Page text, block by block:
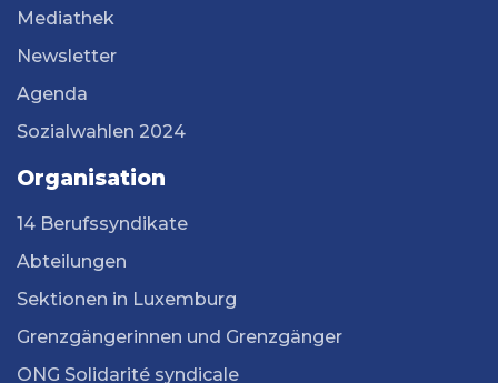
Mediathek
Newsletter
Agenda
Sozialwahlen 2024
Organisation
14 Berufssyndikate
Abteilungen
Sektionen in Luxemburg
Grenzgängerinnen und Grenzgänger
ONG Solidarité syndicale